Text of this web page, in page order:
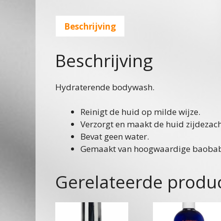
Beschrijving
Beschrijving
Hydraterende bodywash.
Reinigt de huid op milde wijze.
Verzorgt en maakt de huid
Bevat geen water.
Gemaakt van hoogwaardige
Gerelateerde